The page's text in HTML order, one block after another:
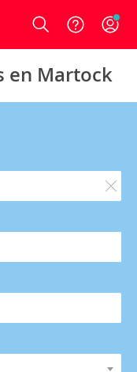
Login
en Martock